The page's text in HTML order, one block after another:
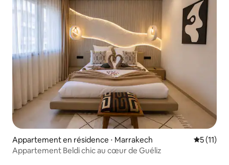
Appartement en résidence ⋅ Marrakech
5 (11)
Appartement Beldi chic au cœur de Guéliz